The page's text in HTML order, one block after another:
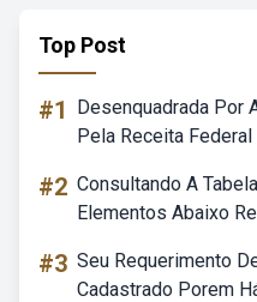
Top Post
#1
Desenquadrada Por
Pela Receita
#2 Consultando A
Elementos Abaixo
#3 Seu Requerimento
Cadastrado Porem